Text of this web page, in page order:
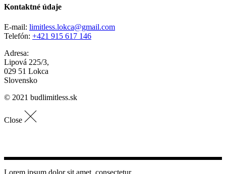
Kontaktné údaje
E-mail: limitless.lokca@gmail.com
Telefón: +421 915 617 146
Adresa:
Lipová 225/3,
029 51 Lokca
Slovensko
© 2021 budlimitless.sk
Close